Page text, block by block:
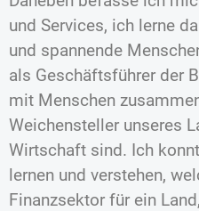
und Services, ich lerne
und spannende
als Geschäftsführer der
mit Menschen
Weichensteller unseres
Wirtschaft sind. Ich
lernen und verstehen,
Finanzsektor für ein